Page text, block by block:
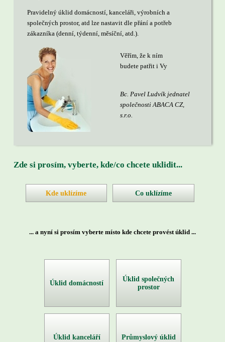
Pravidelný úklid domácností, kanceláři, výrobních a
společných prostor, atd lze nastavit dle přání a potřeb
zákazníka (denní, týdenní, měsíční, atd.).
Věřím, že k ním
budete patřit i Vy
Bc. Pavel Ludvík jednatel
společnosti ABACA CZ,
s.r.o.
Zde si prosím, vyberte, kde/co chcete uklidit...
Kde uklízíme Co uklízíme
... a nyní si prosím vyberte místo kde chcete provést úklid ...
Úklid domácností
Úklid společných
prostor
Úklid kanceláří Průmyslový úklid